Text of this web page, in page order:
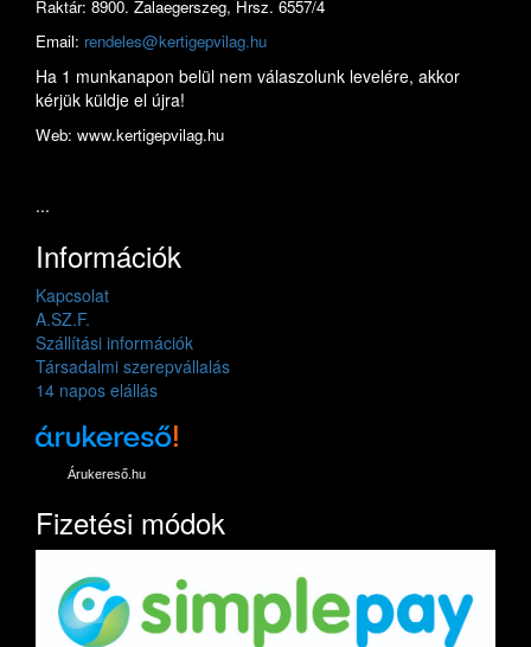
Raktár: 8900. Zalaegerszeg, Hrsz. 6557/4
Email: rendeles@kertigepvilag.hu
Ha 1 munkanapon belül nem válaszolunk levelére, akkor
kérjük küldje el újra!
Web: www.kertigepvilag.hu
...
Információk
Kapcsolat
A.SZ.F.
Szállítási információk
Társadalmi szerepvállalás
14 napos elállás
Árukereső.hu
Fizetési módok